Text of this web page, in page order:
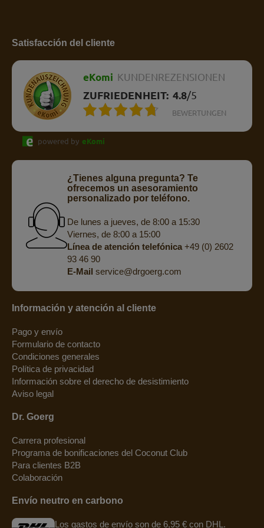
Satisfacción del cliente
eKomi KUNDENREZENSIONEN
ZUFRIEDENHEIT: 4.8/5
BEWERTUNGEN
powered by eKomi
¿Tienes alguna pregunta? Te
ofrecemos un asesoramiento
personalizado por teléfono.
De lunes a jueves, de 8:00 a 15:30
Viernes, de 8:00 a 15:00
Línea de atención telefónica+49 (0) 2602
93 46 90
E-Mail service@drgoerg.com
Información y atención al cliente
Pago y envío
Formulario de contacto
Condiciones generales
Política de privacidad
Información sobre el derecho de desistimiento
Aviso legal
Dr. Goerg
Carrera profesional
Programa de bonificaciones del Coconut Club
Para clientes B2B
Colaboración
Envío neutro en carbono
Los gastos de envío son de 6,95 € con DHL.